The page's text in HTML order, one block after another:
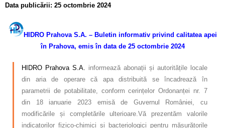
Data publicării: 25 octombrie 2024
HIDRO Prahova S.A. – Buletin informativ privind calitatea apei
în Prahova, emis în data de 25 octombrie 2024
HIDRO Prahova S.A.
informează abonații și autoritățile locale
din aria de operare că apa distribuită se încadrează în
parametrii de potabilitate, conform cerințelor Ordonanței nr. 7
din 18 ianuarie 2023 emisă de Guvernul României, cu
modificările și completările ulterioare.Vă prezentăm valorile
indicatorilor fizico-chimici și bacteriologici pentru măsurătorile